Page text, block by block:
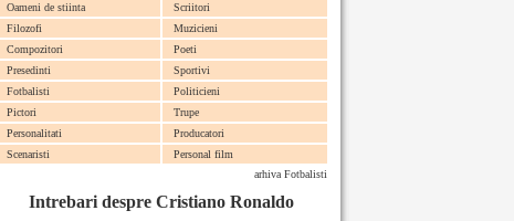
Oameni de stiinta
Scriitori
Filozofi
Muzicieni
Compozitori
Poeti
Presedinti
Sportivi
Fotbalisti
Politicieni
Pictori
Trupe
Personalitati
Producatori
Scenaristi
Personal film
arhiva Fotbalisti
Intrebari despre Cristiano Ronaldo